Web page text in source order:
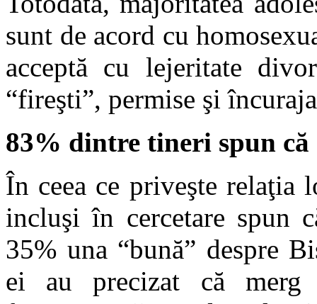
sunt de acord cu
acceptă cu lejeritate
“fireşti”, permise şi
83% dintre tineri spun că
În ceea ce priveşte
incluşi în cercetare spun
35% una “bună” despre
ei au precizat că